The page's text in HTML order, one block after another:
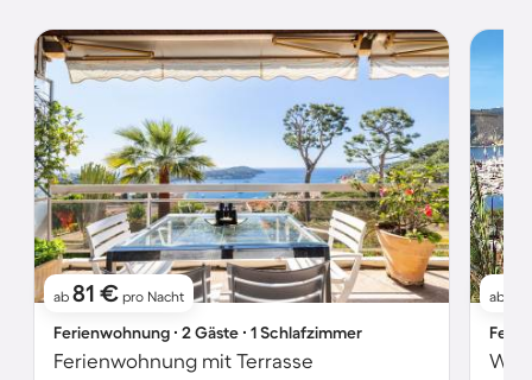
ab 81 € pro Nacht
Ferienwohnung ∙ 2 Gäste ∙ 1 Schlafzimmer
Ferienwohnung mit Terrasse
ab